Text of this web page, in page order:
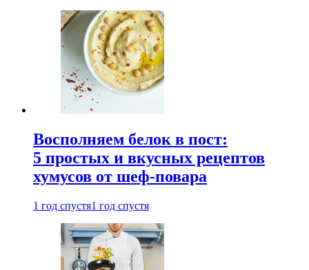
Восполняем белок в пост:
5 простых и вкусных рецептов
хумусов от шеф-повара
1 год спустя1 год спустя